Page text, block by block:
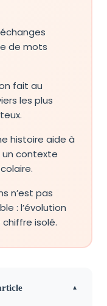
de mots
fait au
les plus
histoire aide à
contexte
n’est pas
: l’évolution
isolé.